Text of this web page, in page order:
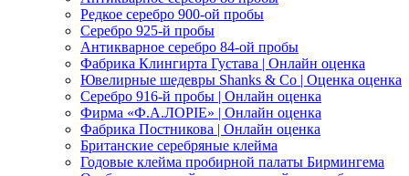
Редкое серебро 900-ой пробы
Серебро 925-й пробы
Антикварное серебро 84-ой пробы
Фабрика Клингирта Густава | Онлайн оценка
Ювелирные шедевры Shanks & Co | Оценка оценка
Серебро 916-й пробы | Онлайн оценка
Фирма «Ф.А.ЛОРIЕ» | Онлайн оценка
Фабрика Постникова | Онлайн оценка
Британские серебряные клейма
Годовые клейма пробирной палаты Бирмингема